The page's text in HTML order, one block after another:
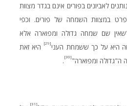
לאביונים בפורים אינם בגדר מצוות
במצוות השמחה של פורים. וכפי
שם שמחה גדולה ומפוארה אלא
היא על כך ששמחת העני[29]
היא זאת
ומפוארה" [30]
.
[31]